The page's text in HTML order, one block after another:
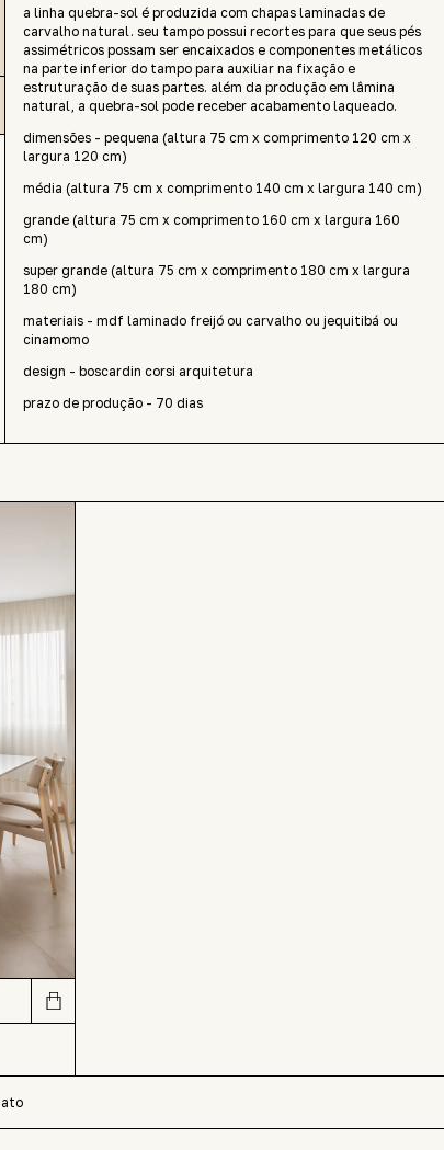
a linha quebra-sol é produzida com chapas laminadas de
carvalho natural. seu tampo possui recortes para que seus pés
assimétricos possam ser encaixados e componentes metálicos
na parte inferior do tampo para auxiliar na fixação e
estruturação de suas partes. além da produção em lâmina
natural, a quebra-sol pode receber acabamento laqueado.
dimensões - pequena (altura 75 cm x comprimento 120 cm x
largura 120 cm)
média (altura 75 cm x comprimento 140 cm x largura 140 cm)
grande (altura 75 cm x comprimento 160 cm x largura 160
cm)
super grande (altura 75 cm x comprimento 180 cm x largura
180 cm)
materiais - mdf laminado freijó ou carvalho ou jequitibá ou
cinamomo
design - boscardin corsi arquitetura
prazo de produção - 70 dias